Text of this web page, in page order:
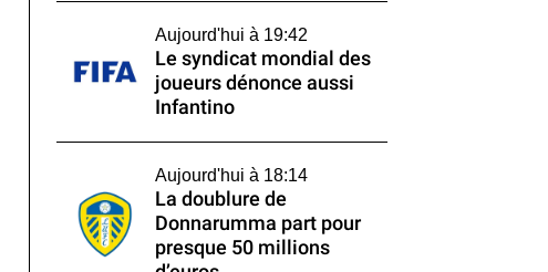
Aujourd'hui à 19:42
Le syndicat mondial des
joueurs dénonce aussi
Infantino
Aujourd'hui à 18:14
La doublure de
Donnarumma part pour
presque 50 millions